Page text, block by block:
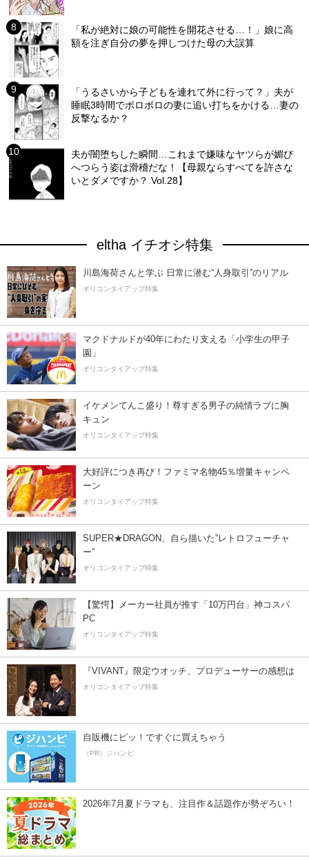
「私が絶対に娘の可能性を開花させる…！」娘に高
額を注ぎ自分の夢を押しつけた母の大誤算
「うるさいから子どもを連れて外に行って？」夫が
睡眠3時間でボロボロの妻に追い打ちをかける…妻の
反撃なるか？
夫が闇堕ちした瞬間…これまで嫌味なヤツらが媚び
へつらう姿は滑稽だな！【母親ならすべてを許さな
いとダメですか？ Vol.28】
eltha イチオシ特集
川島海荷さんと学ぶ 日常に潜む“人身取引”のリアル
オリコンタイアップ特集
マクドナルドが40年にわたり支える「小学生の甲子
園」
オリコンタイアップ特集
イケメンてんこ盛り！尊すぎる男子の純情ラブに胸
キュン
オリコンタイアップ特集
大好評につき再び！ファミマ名物45％増量キャンペ
ーン
オリコンタイアップ特集
SUPER★DRAGON、自ら描いた”レトロフューチャ
ー”
オリコンタイアップ特集
【驚愕】メーカー社員が推す「10万円台」神コスパ
PC
オリコンタイアップ特集
『VIVANT』限定ウオッチ、プロデューサーの感想は
オリコンタイアップ特集
自販機にピッ！ですぐに買えちゃう
（PR）ジハンピ
2026年7月夏ドラマも、注目作＆話題作が勢ぞろい！